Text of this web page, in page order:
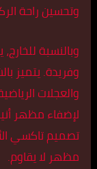
وتحسين راحة
وبالنسبة
وفريدة. يتميز
والعجلات
لإضفاء مظهر
تصميم تاكسي
مظهر لا يقاوم.